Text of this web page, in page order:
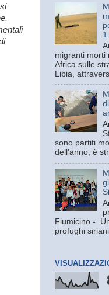
migranti morti
Africa sulle
Libia,
sono partiti
dell'anno, è
Fiumicino -
profughi